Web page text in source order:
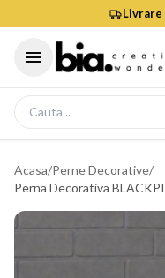
Acasa/Perne Decorative/
Perna Decorativa